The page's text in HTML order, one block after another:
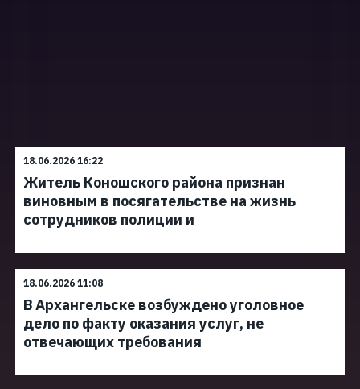
18.06.2026 16:22
Житель Коношского района признан
виновным в посягательстве на жизнь
сотрудников полиции и
18.06.2026 11:08
В Архангельске возбуждено уголовное
дело по факту оказания услуг, не
отвечающих требования